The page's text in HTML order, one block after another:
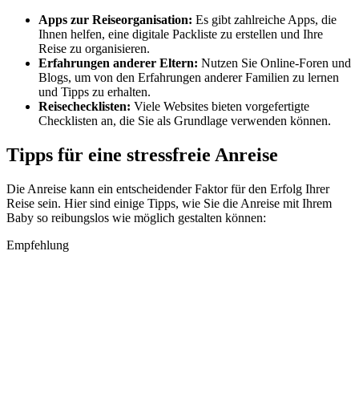
Apps zur Reiseorganisation: Es gibt zahlreiche Apps, die
Ihnen helfen, eine digitale Packliste zu erstellen und Ihre
Reise zu organisieren.
Erfahrungen anderer Eltern: Nutzen Sie Online-Foren und
Blogs, um von den Erfahrungen anderer Familien zu lernen
und Tipps zu erhalten.
Reisechecklisten: Viele Websites bieten vorgefertigte
Checklisten an, die Sie als Grundlage verwenden können.
Tipps für eine stressfreie Anreise
Die Anreise kann ein entscheidender Faktor für den Erfolg Ihrer
Reise sein. Hier sind einige Tipps, wie Sie die Anreise mit Ihrem
Baby so reibungslos wie möglich gestalten können:
Empfehlung